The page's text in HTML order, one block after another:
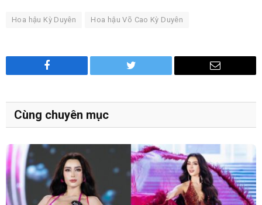
Hoa hậu Kỳ Duyên Hoa hậu Võ Cao Kỳ Duyên
Facebook Twitter Email
Cùng chuyên mục